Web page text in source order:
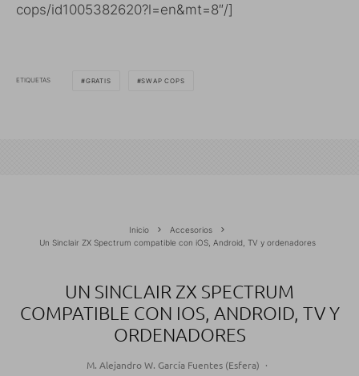
cops/id1005382620?l=en&mt=8″/]
ETIQUETAS GRATIS SWAP COPS
Inicio
Accesorios
Un Sinclair ZX Spectrum compatible con iOS, Android, TV y ordenadores
UN SINCLAIR ZX SPECTRUM
COMPATIBLE CON IOS, ANDROID, TV Y
ORDENADORES
M. Alejandro W. García Fuentes (Esfera) ·